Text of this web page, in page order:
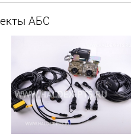
АБС